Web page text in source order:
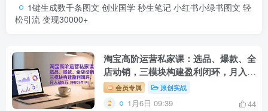
1键生成数千条图文 创业国学 秒生笔记 小红书小绿书图文 轻
松引流 变现30000+
淘宝高阶运营私家课：选品、爆款、全
店动销，三模块构建盈利闭环，月入破
5万(更新26年1月
会员专属 原创实战
1月6日 09:39 44